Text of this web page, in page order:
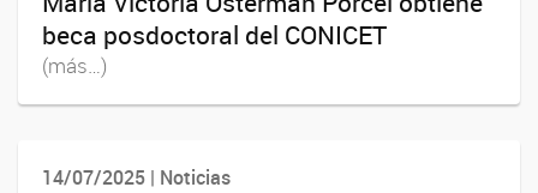
beca posdoctoral del CONICET
(más…)
14/07/2025 | Noticias